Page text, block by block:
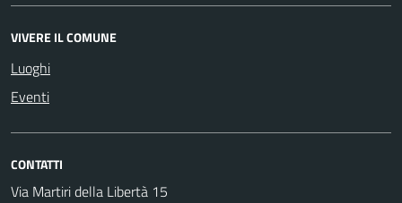
VIVERE IL COMUNE
Luoghi
Eventi
CONTATTI
Via Martiri della Libertà 15